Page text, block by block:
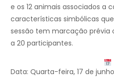
e os 12 animais associados a
características simbólicas
sessão tem marcação prévia
a 20 participantes.
Data: Quarta-feira, 17 de